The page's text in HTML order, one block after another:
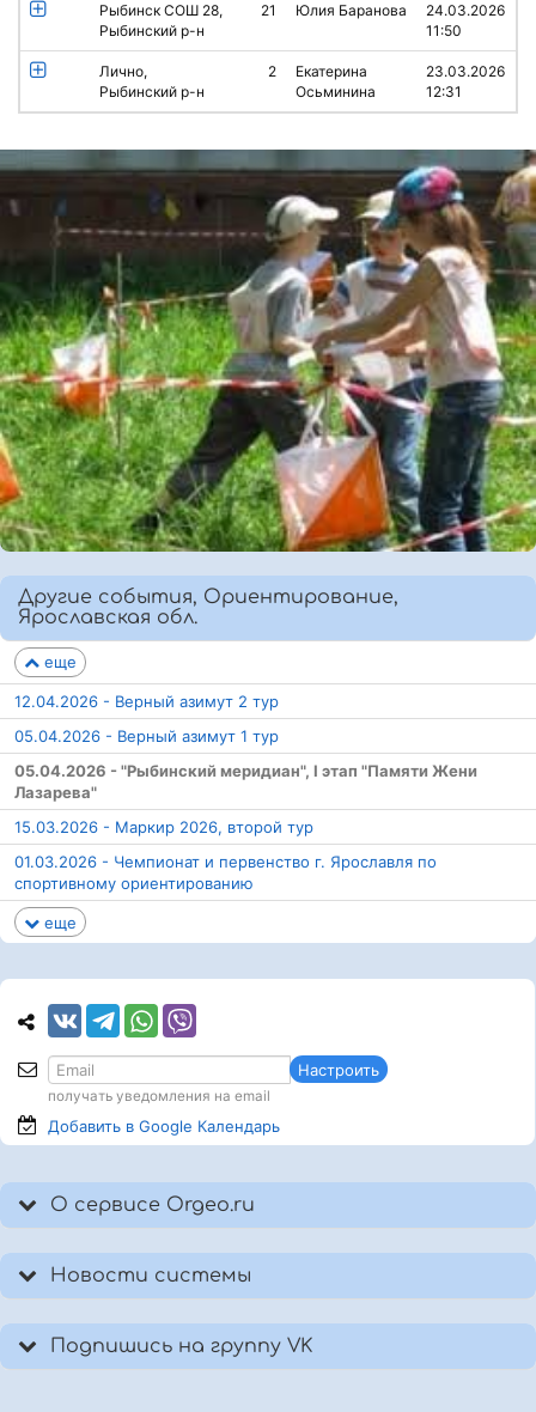
Рыбинск СОШ 28,
Рыбинский р-н
21 Юлия Баранова
24.03.2026
11:50
Лично,
Рыбинский р-н
2
Екатерина
Осьминина
23.03.2026
12:31
Другие события, Ориентирование,
Ярославская обл.
еще
12.04.2026 - Верный азимут 2 тур
05.04.2026 - Верный азимут 1 тур
05.04.2026 - "Рыбинский меридиан", I этап "Памяти Жени
Лазарева"
15.03.2026 - Маркир 2026, второй тур
01.03.2026 - Чемпионат и первенство г. Ярославля по
спортивному ориентированию
еще
Настроить
получать уведомления на email
Добавить в Google Календарь
О сервисе Orgeo.ru
Новости системы
Подпишись на группу VK